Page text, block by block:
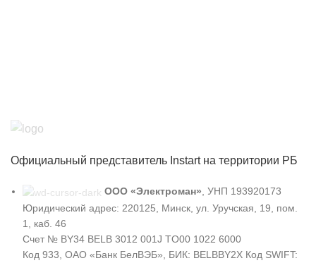
Официальный представитель Instart на территории РБ
ООО «Электроман», УНП 193920173
Юридический адрес: 220125, Минск, ул. Уручская, 19, пом.
1, каб. 46
Счет № BY34 BELB 3012 001J TO00 1022 6000
Код 933, ОАО «Банк БелВЭБ», БИК: BELBBY2X Код SWIFT: